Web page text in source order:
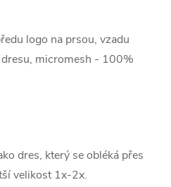
logo na prsou, vzadu
micromesh - 100%
dres, který se obléká přes
velikost 1x-2x.